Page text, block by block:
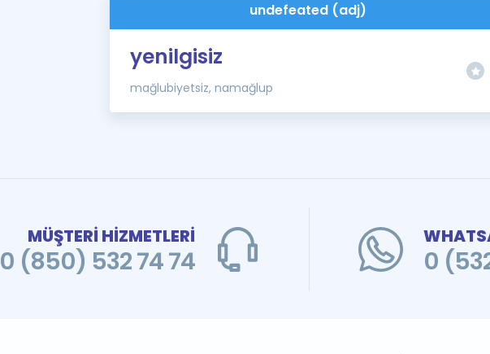
undefeated (adj)
yenilgisiz
mağlubiyetsiz, namağlup
MÜŞTERİ HİZMETLERİ
0 (850) 532 74 74 0